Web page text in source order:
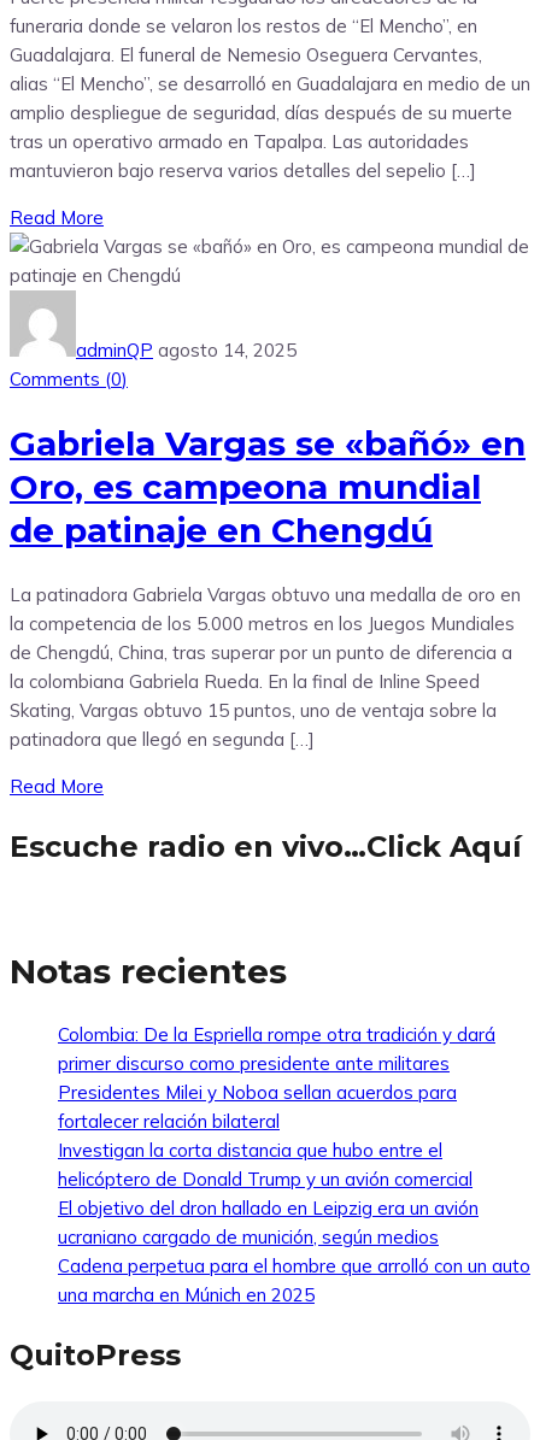
funeraria donde se velaron los restos de “El Mencho”, en
Guadalajara. El funeral de Nemesio Oseguera Cervantes,
alias “El Mencho”, se desarrolló en Guadalajara en medio de un
amplio despliegue de seguridad, días después de su muerte
tras un operativo armado en Tapalpa. Las autoridades
mantuvieron bajo reserva varios detalles del sepelio […]
Read More
adminQP agosto 14, 2025
Comments (0)
Gabriela Vargas se «bañó» en
Oro, es campeona mundial
de patinaje en Chengdú
La patinadora Gabriela Vargas obtuvo una medalla de oro en
la competencia de los 5.000 metros en los Juegos Mundiales
de Chengdú, China, tras superar por un punto de diferencia a
la colombiana Gabriela Rueda. En la final de Inline Speed
Skating, Vargas obtuvo 15 puntos, uno de ventaja sobre la
patinadora que llegó en segunda […]
Read More
Escuche radio en vivo…Click Aquí
Notas recientes
Colombia: De la Espriella rompe otra tradición y dará
primer discurso como presidente ante militares
Presidentes Milei y Noboa sellan acuerdos para
fortalecer relación bilateral
Investigan la corta distancia que hubo entre el
helicóptero de Donald Trump y un avión comercial
El objetivo del dron hallado en Leipzig era un avión
ucraniano cargado de munición, según medios
Cadena perpetua para el hombre que arrolló con un auto
una marcha en Múnich en 2025
QuitoPress